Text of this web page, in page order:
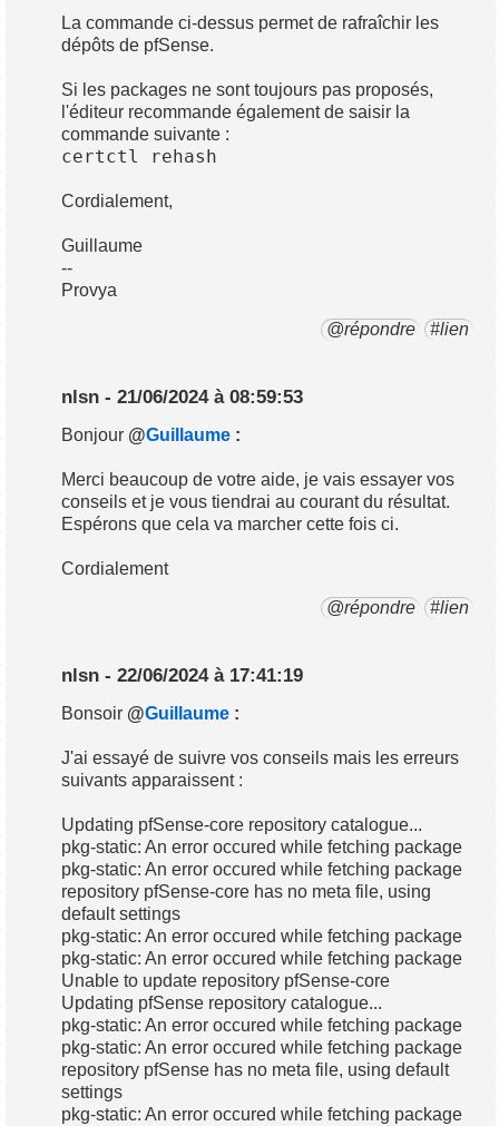
La commande ci-dessus permet de rafraîchir les
dépôts de pfSense.
Si les packages ne sont toujours pas proposés,
l'éditeur recommande également de saisir la
commande suivante :
certctl rehash
Cordialement,
Guillaume
--
Provya
@répondre #lien
nlsn - 21/06/2024 à 08:59:53
Bonjour @Guillaume :
Merci beaucoup de votre aide, je vais essayer vos
conseils et je vous tiendrai au courant du résultat.
Espérons que cela va marcher cette fois ci.
Cordialement
@répondre #lien
nlsn - 22/06/2024 à 17:41:19
Bonsoir @Guillaume :
J'ai essayé de suivre vos conseils mais les erreurs
suivants apparaissent :
Updating pfSense-core repository catalogue...
pkg-static: An error occured while fetching package
pkg-static: An error occured while fetching package
repository pfSense-core has no meta file, using
default settings
pkg-static: An error occured while fetching package
pkg-static: An error occured while fetching package
Unable to update repository pfSense-core
Updating pfSense repository catalogue...
pkg-static: An error occured while fetching package
pkg-static: An error occured while fetching package
repository pfSense has no meta file, using default
settings
pkg-static: An error occured while fetching package